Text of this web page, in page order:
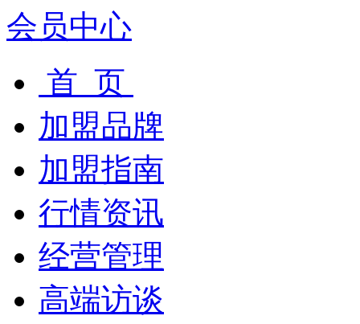
会员中心
首 页
加盟品牌
加盟指南
行情资讯
经营管理
高端访谈